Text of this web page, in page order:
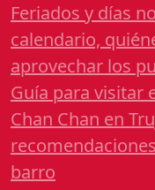
Feriados y días
calendario,
aprovechar los
Guía para visitar
Chan Chan en
barro